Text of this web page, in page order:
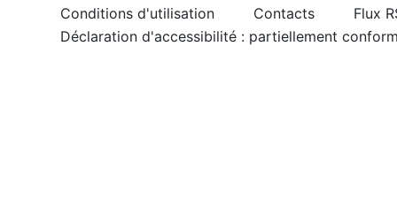
Conditions d'utilisation Contacts
Flux
Déclaration d'accessibilité : partiellement